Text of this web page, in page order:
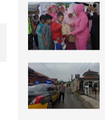
CATEGORIES
Beauty